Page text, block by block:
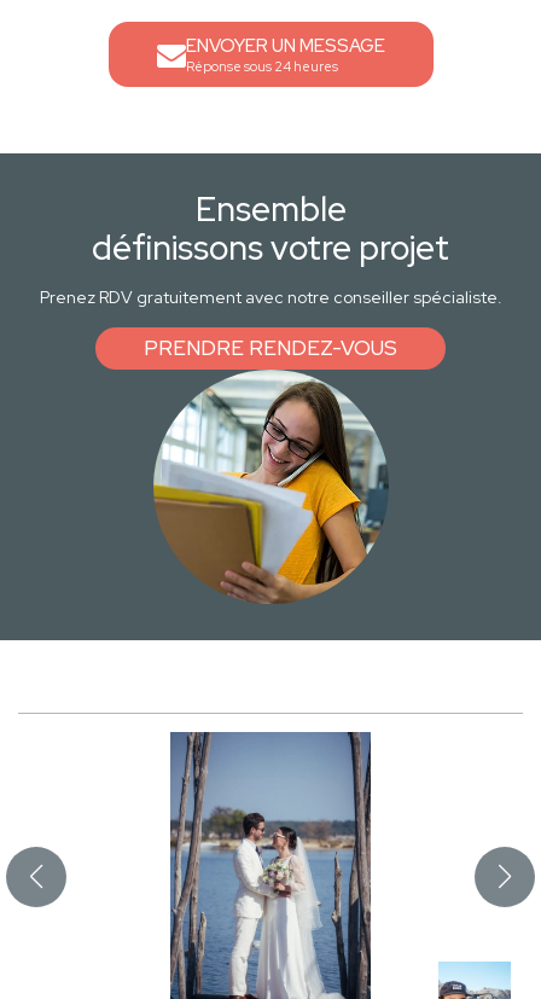
ENVOYER UN MESSAGE
Réponse sous 24 heures
Ensemble
définissons votre projet
Prenez RDV gratuitement avec notre conseiller spécialiste.
PRENDRE RENDEZ-VOUS